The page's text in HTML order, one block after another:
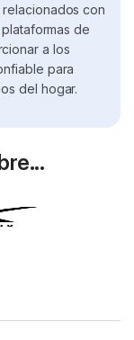
relacionados con
de
a los
para
del hogar.